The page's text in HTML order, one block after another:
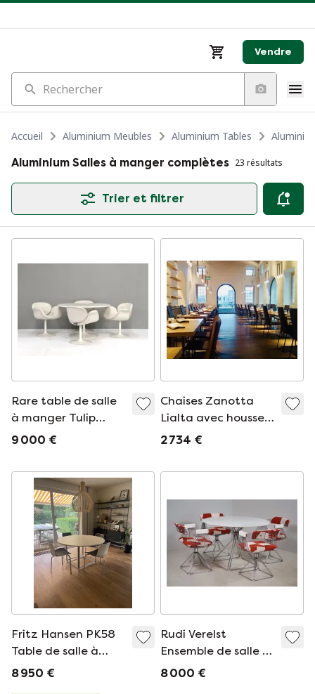
Vendre
Rechercher
Accueil Aluminium Meubles Aluminium Tables
Aluminium Salles à manger complètes 23 résultats
Trier et filtrer
Rare table de salle
à manger Tulip
complète par Pierre
- Pays-Bas, 1965
9 000 €
Chaises Zanotta
Lialta avec housses
amovibles en
2 734 €
Fritz Hansen PK58
Table de salle à
manger Ø130 + 4
8 950 €
Rudi Verelst
Ensemble de salle à
manger
8 000 €